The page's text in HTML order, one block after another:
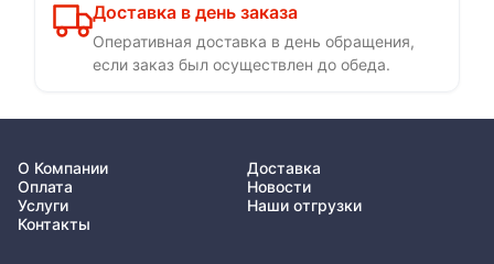
Доставка в день заказа
Оперативная доставка в день обращения,
если заказ был осуществлен до обеда.
О Компании
Доставка
Оплата
Новости
Услуги
Наши отгрузки
Контакты